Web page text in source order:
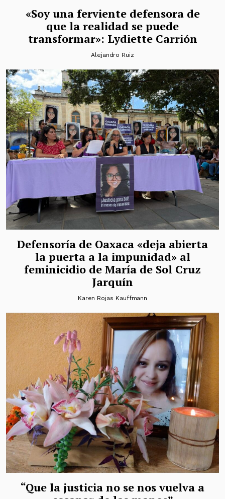
«Soy una ferviente defensora de
que la realidad se puede
transformar»: Lydiette Carrión
Alejandro Ruiz
Defensoría de Oaxaca «deja abierta
la puerta a la impunidad» al
feminicidio de María de Sol Cruz
Jarquín
Karen Rojas Kauffmann
“Que la justicia no se nos vuelva a